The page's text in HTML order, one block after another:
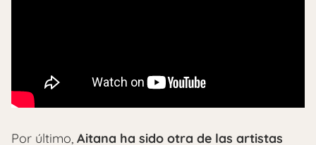
Por último, Aitana ha sido otra de las artistas